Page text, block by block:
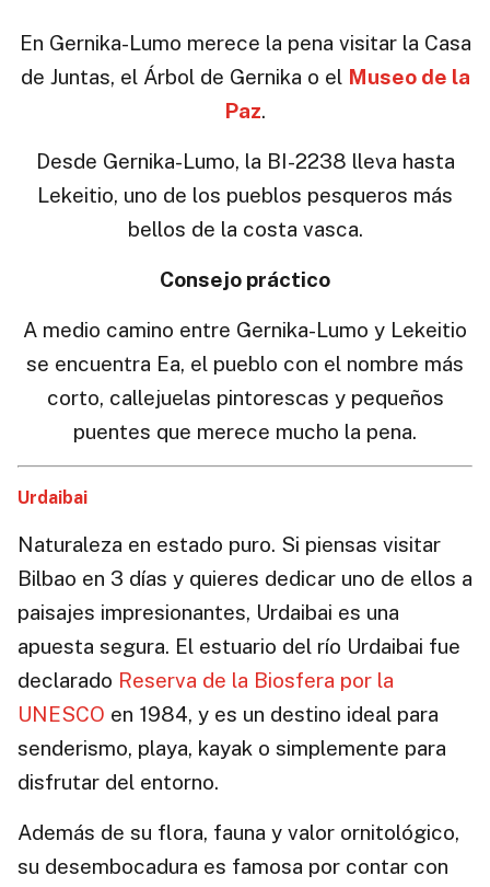
En Gernika-Lumo merece la pena visitar la Casa
de Juntas, el Árbol de Gernika o el Museo de la
Paz.
Desde Gernika-Lumo, la BI-2238 lleva hasta
Lekeitio, uno de los pueblos pesqueros más
bellos de la costa vasca.
Consejo práctico
A medio camino entre Gernika-Lumo y Lekeitio
se encuentra Ea, el pueblo con el nombre más
corto, callejuelas pintorescas y pequeños
puentes que merece mucho la pena.
Urdaibai
Naturaleza en estado puro. Si piensas visitar
Bilbao en 3 días y quieres dedicar uno de ellos a
paisajes impresionantes, Urdaibai es una
apuesta segura. El estuario del río Urdaibai fue
declarado Reserva de la Biosfera por la
UNESCO en 1984, y es un destino ideal para
senderismo, playa, kayak o simplemente para
disfrutar del entorno.
Además de su flora, fauna y valor ornitológico,
su desembocadura es famosa por contar con